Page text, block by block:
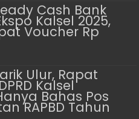
Cash Bank
Kalsel 2025,
Voucher Rp
Ulur, Rapat
Kalsel
Bahas Pos
RAPBD Tahun